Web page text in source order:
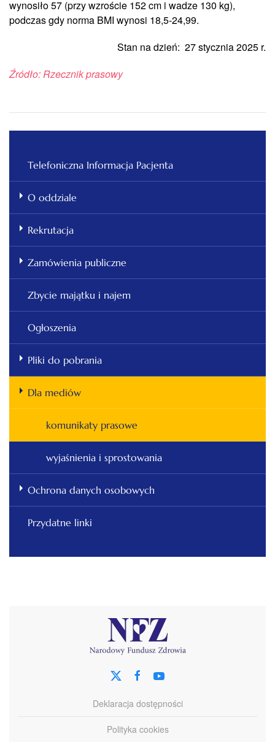
wynosiło 57 (przy wzroście 152 cm i wadze 130 kg),
podczas gdy norma BMI wynosi 18,5-24,99.
Stan na dzień: 27 stycznia 2025 r.
Źródło: Rzecznik prasowy
Telefoniczna Informacja Pacjenta
O oddziale
Rekrutacja
Zamówienia publiczne
Zbycie majątku i najem
Ogłoszenia
Pliki do pobrania
Dla mediów
komunikaty prasowe
wyjaśnienia i sprostowania
Ochrona danych osobowych
Przydatne linki
Deklaracja dostępności
Polityka cookies